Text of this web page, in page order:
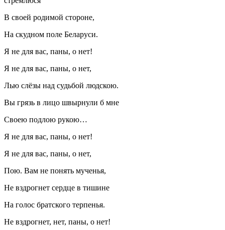
В своей родимой стороне,
На скудном поле Беларуси.
Я не для вас, паны, о нет!
Я не для вас, паны, о нет,
Лью слёзы над судьбой людскою.
Вы грязь в лицо швырнули б мне
Своею подлою рукою…
Я не для вас, паны, о нет!
Я не для вас, паны, о нет,
Пою. Вам не понять мученья,
Не вздрогнет сердце в тишине
На голос братского терпенья.
Не вздрогнет, нет, паны, о нет!